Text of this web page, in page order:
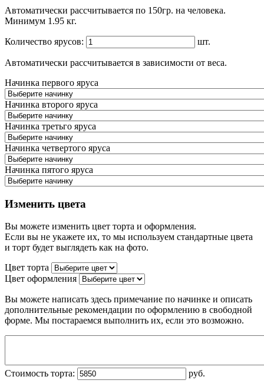
Автоматически рассчитывается по 150гр. на человека.
Минимум 1.95 кг.
Количество ярусов: шт.
Автоматически рассчитывается в зависимости от веса.
Начинка первого яруса
Начинка второго яруса
Начинка третьго яруса
Начинка четвертого яруса
Начинка пятого яруса
Изменить цвета
Вы можете изменить цвет торта и оформления.
Если вы не укажете их, то мы используем стандартные цвета
и торт будет выглядеть как на фото.
Цвет торта
Цвет оформления
Вы можете написать здесь примечание по начинке и описать
дополнительные рекомендации по оформлению в свободной
форме. Мы постараемся выполнить их, если это возможно.
Стоимость торта: руб.